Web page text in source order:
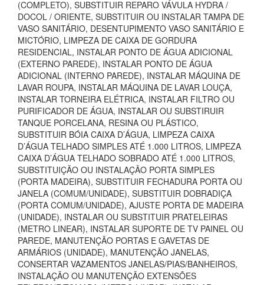
(COMPLETO), SUBSTITUIR REPARO VÁVULA HYDRA /
DOCOL / ORIENTE, SUBSTITUIR OU INSTALAR TAMPA DE
VASO SANITÁRIO, DESENTUPIMENTO VASO SANITÁRIO E
MICTÓRIO, LIMPEZA DE CAIXA DE GORDURA
RESIDENCIAL, INSTALAR PONTO DE ÁGUA ADICIONAL
(EXTERNO PAREDE), INSTALAR PONTO DE ÁGUA
ADICIONAL (INTERNO PAREDE), INSTALAR MÁQUINA DE
LAVAR ROUPA, INSTALAR MÁQUINA DE LAVAR LOUÇA,
INSTALAR TORNEIRA ELÉTRICA, INSTALAR FILTRO OU
PURIFICADOR DE ÁGUA, INSTALAR OU SUBSTIRUIR
TANQUE PORCELANA, RESINA OU PLÁSTICO,
SUBSTITUIR BÓIA CAIXA D’ÁGUA, LIMPEZA CAIXA
D’ÁGUA TELHADO SIMPLES ATÉ 1.000 LITROS, LIMPEZA
CAIXA D’ÁGUA TELHADO SOBRADO ATÉ 1.000 LITROS,
SUBSTITUIÇÃO OU INSTALAÇÃO PORTA SIMPLES
(PORTA MADEIRA), SUBSTITUIR FECHADURA PORTA OU
JANELA (COMUM/UNIDADE), SUBSTITUIR DOBRADIÇA
(PORTA COMUM/UNIDADE), AJUSTE PORTA DE MADEIRA
(UNIDADE), INSTALAR OU SUBSTITUIR PRATELEIRAS
(METRO LINEAR), INSTALAR SUPORTE DE TV PAINEL OU
PAREDE, MANUTENÇÃO PORTAS E GAVETAS DE
ARMÁRIOS (UNIDADE), MANUTENÇÃO JANELAS,
CONSERTAR VAZAMENTOS JANELAS/PIAS/BANHEIROS,
INSTALAÇÃO OU MANUTENÇÃO EXTENSÕES